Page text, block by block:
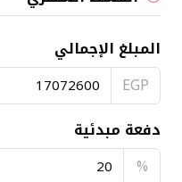
المبلغ الإجمالي
EGP
دفعة مبدئية